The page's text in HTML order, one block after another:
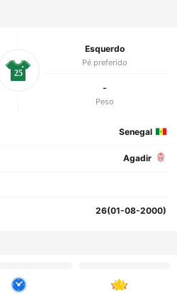
Esquerdo
Pé preferido
-
Peso
25
Senegal
Agadir
26(01-08-2000)